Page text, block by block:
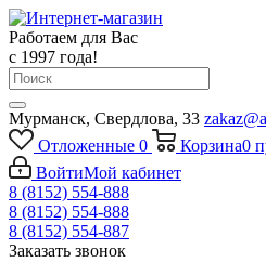
Работаем для Вас
с 1997 года!
Мурманск, Свердлова, 33
Отложенные 0 Корзина0
ВойтиМой кабинет
8 (8152) 554-888
8 (8152) 554-888
8 (8152) 554-887
Заказать звонок